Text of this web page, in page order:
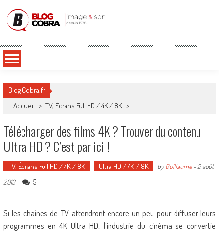
Blog Cobra
Blog Cobra.fr
Accueil > TV, Écrans Full HD / 4K / 8K >
Télécharger des films 4K ? Trouver du contenu
Ultra HD ? C’est par ici !
TV, Écrans Full HD / 4K / 8K Ultra HD / 4K / 8K byGuillaume- 2 août
2013
5
Si les chaînes de TV attendront encore un peu pour diffuser leurs
programmes en 4K Ultra HD, l’industrie du cinéma se convertie